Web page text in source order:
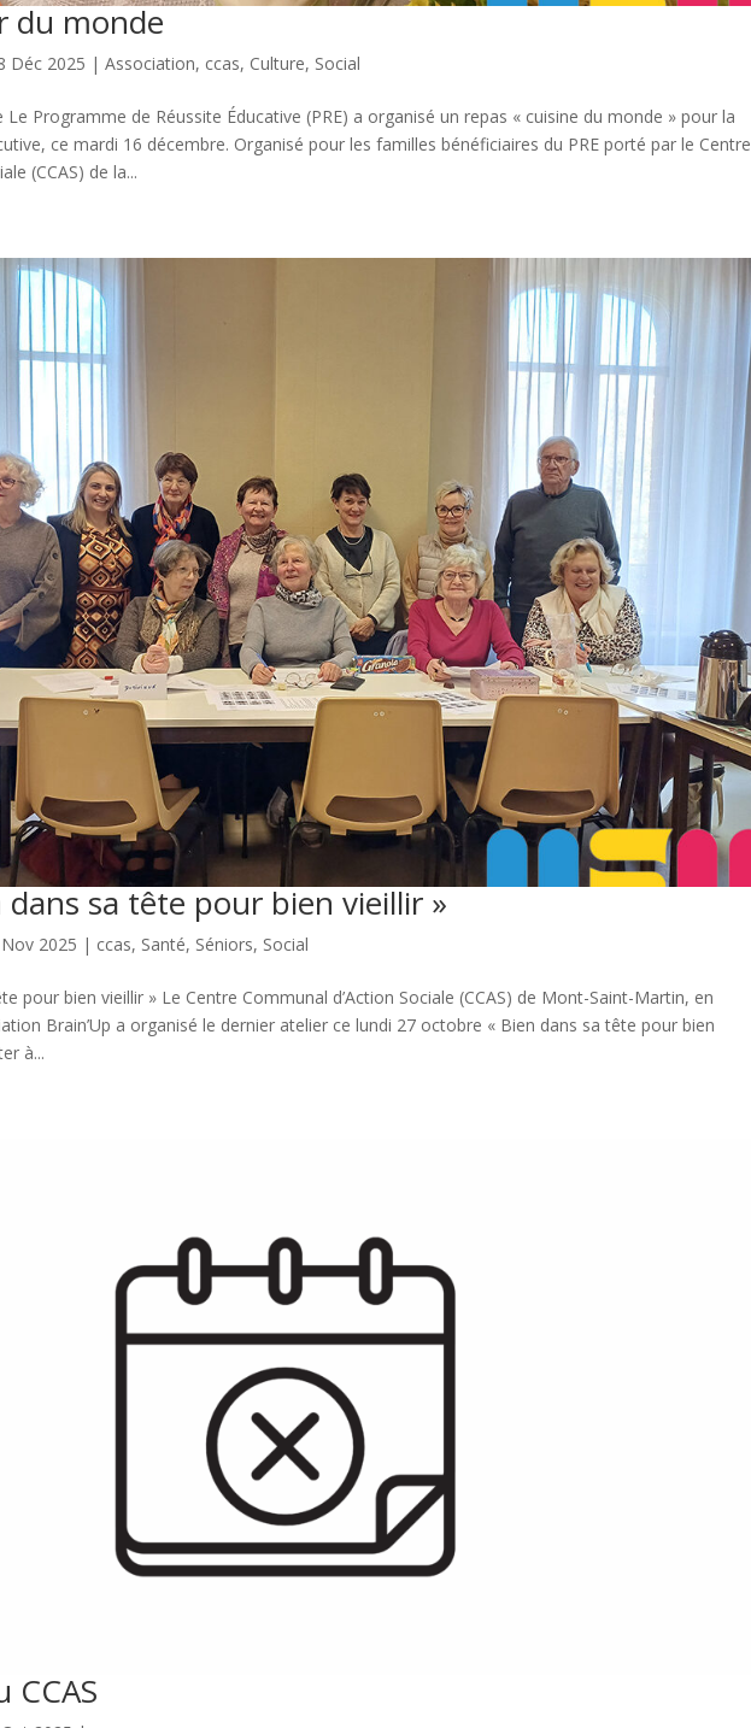
du monde
Déc 2025 |Association, ccas, Culture, Social
Programme de Réussite Éducative (PRE) a organisé un repas « cuisine du monde » pour la
ce mardi 16 décembre. Organisé pour les familles bénéficiaires du PRE porté par le Centre
(CCAS) de la...
dans sa tête pour bien vieillir »
2025 | ccas, Santé, Séniors, Social
pour bien vieillir » Le Centre Communal d’Action Sociale (CCAS) de Mont-Saint-Martin, en
Brain’Up a organisé le dernier atelier ce lundi 27 octobre « Bien dans sa tête pour bien
à...
CCAS